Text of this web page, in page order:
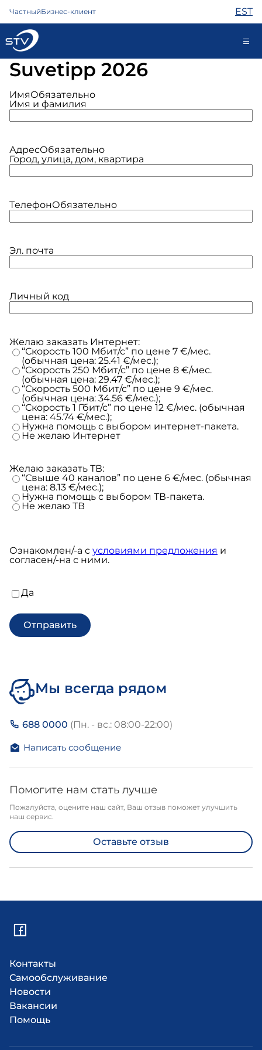
ЧастныйБизнес-клиент EST
688 0000
Самообслуживание
Интернет
ТВ
Телефон
Помощь
Магазин
Новости
Suvеtipp 2026
ИмяОбязательно
Имя и фамилия
АдресОбязательно
Город, улица, дом, квартира
TелефонОбязательно
Эл. почта
Личный код
Желаю заказать Интернет:
“Скорость 100 Мбит/с” по цене 7 €/мес.
(обычная цена: 25.41 €/мес.);
“Скорость 250 Мбит/с” по цене 8 €/мес.
(обычная цена: 29.47 €/мес.);
“Скорость 500 Мбит/с” по цене 9 €/мес.
(обычная цена: 34.56 €/мес.);
“Скорость 1 Гбит/с” по цене 12 €/мес. (обычная
цена: 45.74 €/мес.);
Нужна помощь с выбором интернет-пакета.
Не желаю Интернет
Желаю заказать ТВ:
“Свыше 40 каналов” по цене 6 €/мес. (обычная
цена: 8.13 €/мес.);
Нужна помощь с выбором ТВ-пакета.
Не желаю ТВ
Ознакомлен/-а с условиями предложения и
согласен/-на с ними.
Согласен/-
на
условиями
предложения Обязательно
Да
Мы всегда рядом
688 0000 (Пн. - вс.: 08:00-22:00)
Написать сообщение
Помогите нам стать лучше
Пожалуйста, оцените наш сайт, Ваш отзыв поможет улучшить
наш сервис.
Оставьте отзыв
Контакты
Самообслуживание
Новости
Вакансии
Помощь